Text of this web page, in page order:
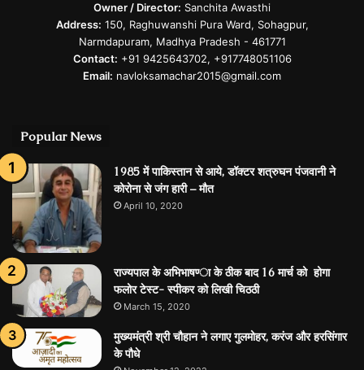
Owner / Director: Sanchita Awasthi
Address: 150, Raghuwanshi Pura Ward, Sohagpur,
Narmdapuram, Madhya Pradesh - 461771
Contact: +91 9425643702, +917748051106
Email: navloksamachar2015@gmail.com
Popular News
1985 में पाकिस्तान से आये, डॉक्टर शत्रुघन पंजवानी ने
कोरोना से जंग हारी – मौत
April 10, 2020
राज्‍यपाल के अभिभाषण्‍ा के ठीक बाद 16 मार्च को होगा
फलोर टेस्‍ट- स्‍पीकर को लिखी चिठठी
March 15, 2020
मुख्यमंत्री श्री चौहान ने लगाए गुलमोहर, करंज और हरसिंगार
के पौधे